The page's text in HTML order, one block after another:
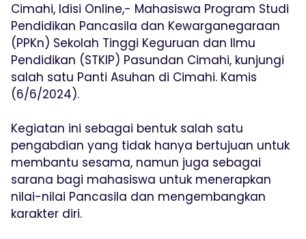
Cimahi, Idisi Online,- Mahasiswa Program Studi
Pendidikan Pancasila dan Kewarganegaraan
(PPKn) Sekolah Tinggi Keguruan dan Ilmu
Pendidikan (STKIP) Pasundan Cimahi, kunjungi
salah satu Panti Asuhan di Cimahi. Kamis
(6/6/2024).
Kegiatan ini sebagai bentuk salah satu
pengabdian yang tidak hanya bertujuan untuk
membantu sesama, namun juga sebagai
sarana bagi mahasiswa untuk menerapkan
nilai-nilai Pancasila dan mengembangkan
karakter diri.